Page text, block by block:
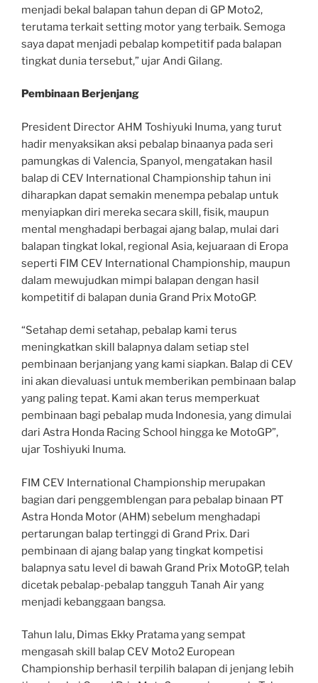
menjadi bekal balapan tahun depan di GP Moto2,
terutama terkait setting motor yang terbaik. Semoga
saya dapat menjadi pebalap kompetitif pada balapan
tingkat dunia tersebut,” ujar Andi Gilang.
Pembinaan Berjenjang
President Director AHM Toshiyuki Inuma, yang turut
hadir menyaksikan aksi pebalap binaanya pada seri
pamungkas di Valencia, Spanyol, mengatakan hasil
balap di CEV International Championship tahun ini
diharapkan dapat semakin menempa pebalap untuk
menyiapkan diri mereka secara skill, fisik, maupun
mental menghadapi berbagai ajang balap, mulai dari
balapan tingkat lokal, regional Asia, kejuaraan di Eropa
seperti FIM CEV International Championship, maupun
dalam mewujudkan mimpi balapan dengan hasil
kompetitif di balapan dunia Grand Prix MotoGP.
“Setahap demi setahap, pebalap kami terus
meningkatkan skill balapnya dalam setiap stel
pembinaan berjanjang yang kami siapkan. Balap di CEV
ini akan dievaluasi untuk memberikan pembinaan balap
yang paling tepat. Kami akan terus memperkuat
pembinaan bagi pebalap muda Indonesia, yang dimulai
dari Astra Honda Racing School hingga ke MotoGP”,
ujar Toshiyuki Inuma.
FIM CEV International Championship merupakan
bagian dari penggemblengan para pebalap binaan PT
Astra Honda Motor (AHM) sebelum menghadapi
pertarungan balap tertinggi di Grand Prix. Dari
pembinaan di ajang balap yang tingkat kompetisi
balapnya satu level di bawah Grand Prix MotoGP, telah
dicetak pebalap-pebalap tangguh Tanah Air yang
menjadi kebanggaan bangsa.
Tahun lalu, Dimas Ekky Pratama yang sempat
mengasah skill balap CEV Moto2 European
Championship berhasil terpilih balapan di jenjang lebih